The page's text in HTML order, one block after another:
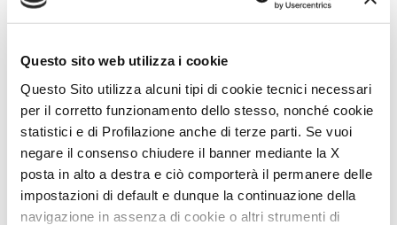
Questo sito web utilizza i cookie
Questo Sito utilizza alcuni tipi di cookie tecnici necessari
per il corretto funzionamento dello stesso, nonché cookie
statistici e di Profilazione anche di terze parti. Se vuoi
negare il consenso chiudere il banner mediante la X
posta in alto a destra e ciò comporterà il permanere delle
impostazioni di default e dunque la continuazione della
navigazione in assenza di cookie o altri strumenti di
lettigemelliposteriori,facilmentetrasformabili
matrimoniale,
offrono massimaversatilitàe un riposo
rigenerante.
Leparetirivestiteintessutocontribuisconoaunambiente
elegante eaccogliente,mentreleretisollevabilieladoppiafila
pensili permettono disfruttare meglio spazio.